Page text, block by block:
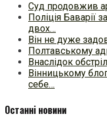
Суд продовжив
Поліція Баварії
двох…
Він не дуже
Полтавському
Внаслідок
Вінницькому
себе…
Останні новини